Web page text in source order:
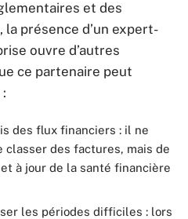
et des
présence d’un expert-
ouvre d’autres
ce partenaire peut
des flux financiers : il ne
classer des factures, mais de
à jour de la santé financière
les périodes difficiles : lors